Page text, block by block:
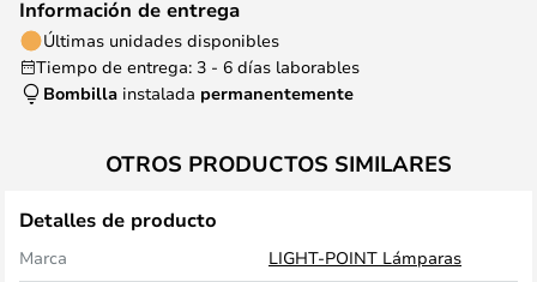
Información de entrega
Últimas unidades disponibles
Tiempo de entrega: 3 - 6 días laborables
Bombilla instalada permanentemente
OTROS PRODUCTOS SIMILARES
Detalles de producto
Marca
LIGHT-POINT Lámparas